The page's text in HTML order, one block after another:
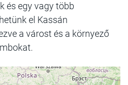
és egy vagy több
el Kassán
a várost és a környező